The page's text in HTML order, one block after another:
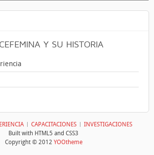
Y SU HISTORIA
CAPACITACIONES
INVESTIGACIONES
Built with HTML5 and CSS3
Copyright © 2012 YOOtheme